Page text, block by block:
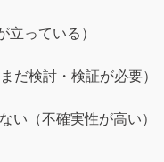
立っている）
だ検討・検証が必要）
い（不確実性が高い）